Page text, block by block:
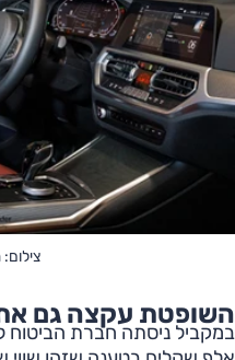
השופטת עקצה גם